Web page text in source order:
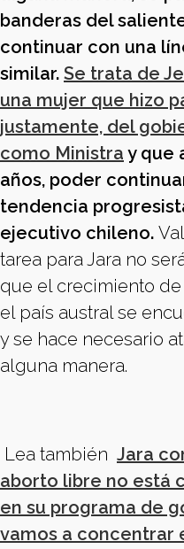
banderas del
continuar con una
similar. Se trata de
una mujer que hizo
justamente, del
como Ministra y que
años, poder
tendencia
ejecutivo chileno.
tarea para Jara no
que el crecimiento
el país austral se
y se hace necesario
alguna manera.
Lea también Jara
aborto libre no está
en su programa de
vamos a concentrar